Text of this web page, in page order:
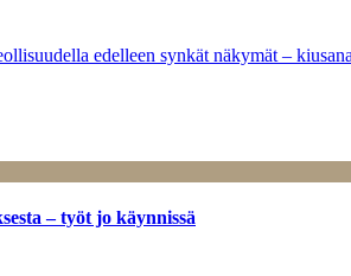
edelleen synkät näkymät –
– työt jo käynnissä